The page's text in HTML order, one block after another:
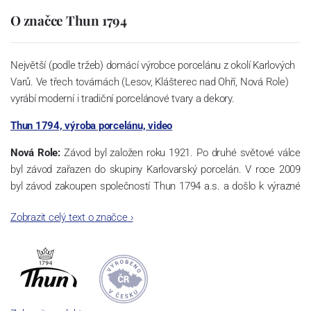
O značce Thun 1794
Největší (podle tržeb) domácí výrobce porcelánu z okolí Karlových
Varů. Ve třech továrnách (Lesov, Klášterec nad Ohří, Nová Role)
vyrábí moderní i tradiční porcelánové tvary a dekory.
Thun 1794, výroba porcelánu, video
Nová Role: Závod byl založen roku 1921. Po druhé světové válce
byl závod zařazen do skupiny Karlovarský porcelán. V roce 2009
byl závod zakoupen společností Thun 1794 a.s. a došlo k výrazné
společnosti a v jejím areálu jsou umístěny i provoz servis a výroba
a ve své výrobě navazuje na více jak 220-letou tradici výroby
porcelánu. Kapacita tohoto závodu je 3.500 - 4.000 tun ročně,
závod je vybaven moderními technologickými zařízeními -
isostatické lisy, tlakové lití, glazovací komplex, rychlovýpalná pec,
Zobrazit celý text o značce›